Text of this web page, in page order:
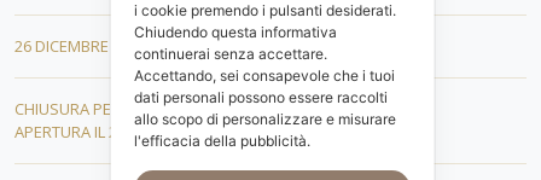
26 DICEMBRE 15.00 – 19.00
CHIUSURA PER FERIE DAL 01 AL 19 GENNAIO
APERTURA IL 20 GENNAIO 2026
i cookie premendo i pulsanti desiderati.
Chiudendo questa informativa
continuerai senza accettare.
Accettando, sei consapevole che i tuoi
dati personali possono essere raccolti
allo scopo di personalizzare e misurare
l'efficacia della pubblicità.